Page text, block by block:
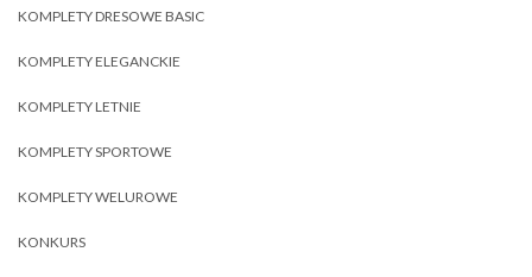
KOMPLETY DRESOWE BASIC
KOMPLETY ELEGANCKIE
KOMPLETY LETNIE
KOMPLETY SPORTOWE
KOMPLETY WELUROWE
KONKURS